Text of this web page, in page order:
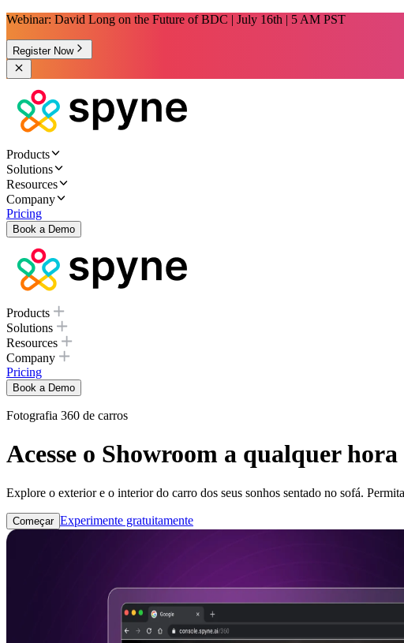
Webinar: David Long on the Future of BDC | July 16th | 5 AM PST
Register Now
Products
Solutions
Resources
Company
Pricing
Book a Demo
Products
Solutions
Resources
Company
Pricing
Book a Demo
Fotografia 360 de carros
Acesse o Showroom a qualquer
Explore o exterior e o interior do carro dos seus sonhos sentado no sofá.
Começar Experimente gratuitamente